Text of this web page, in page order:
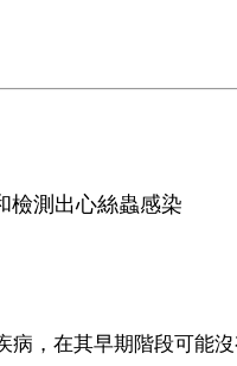
檢測出心絲蟲感染
，在其早期階段可能